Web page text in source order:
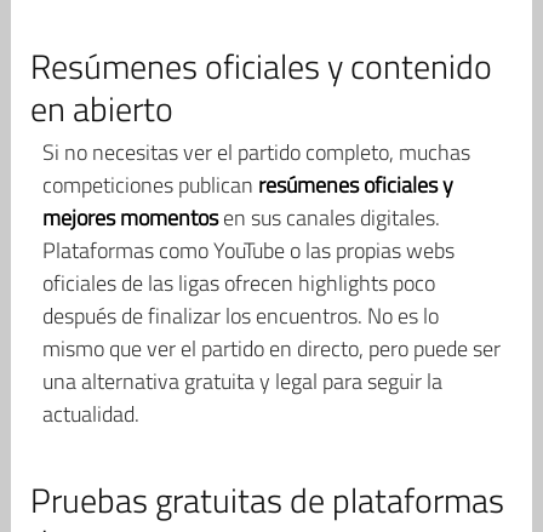
Resúmenes oficiales y contenido
en abierto
Si no necesitas ver el partido completo, muchas
competiciones publican resúmenes oficiales y
mejores momentosen sus canales digitales.
Plataformas como YouTube o las propias webs
oficiales de las ligas ofrecen highlights poco
después de finalizar los encuentros. No es lo
mismo que ver el partido en directo, pero puede ser
una alternativa gratuita y legal para seguir la
actualidad.
Pruebas gratuitas de plataformas